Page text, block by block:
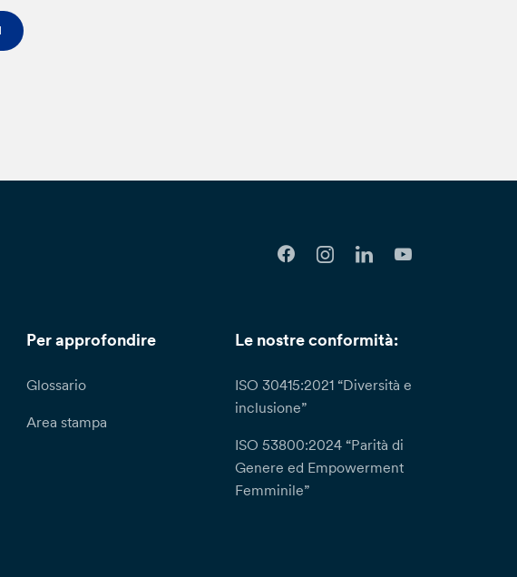
Per approfondire
Glossario
Area stampa
Le nostre conformità:
ISO 30415:2021 “Diversità e
inclusione”
ISO 53800:2024 “Parità di
Genere ed Empowerment
Femminile”